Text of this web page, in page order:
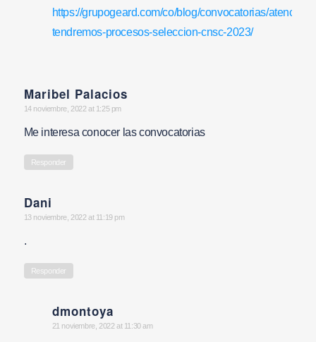
https://grupogeard.com/co/blog/convocatorias/atencion-
tendremos-procesos-seleccion-cnsc-2023/
Maribel Palacios
says:
14 noviembre, 2022 at 1:25 pm
Me interesa conocer las convocatorias
Responder
Dani
says:
13 noviembre, 2022 at 11:19 pm
.
Responder
dmontoya
says:
21 noviembre, 2022 at 11:30 am